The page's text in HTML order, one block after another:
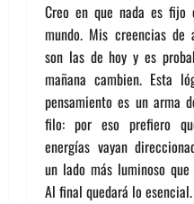
Creo en que nada es fijo
mundo. Mis creencias de
son las de hoy y es
mañana cambien. Esta
pensamiento es un arma
filo: por eso prefiero
energías vayan
un lado más luminoso que
Al final quedará lo esencial.